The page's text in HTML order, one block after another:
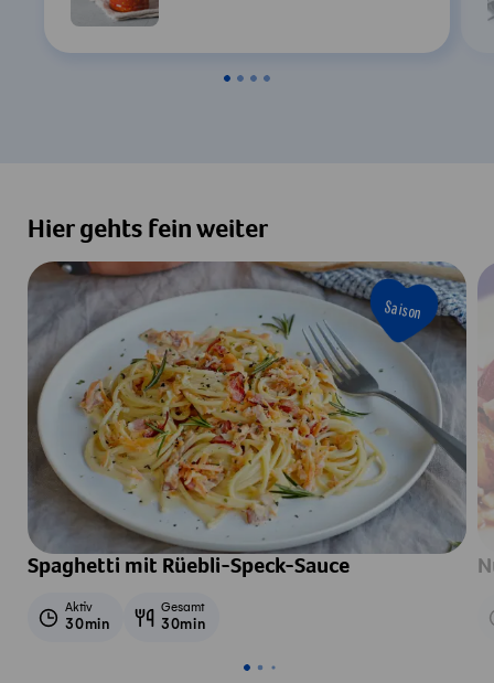
Hier gehts fein weiter
Saison
Spaghetti mit Rüebli-Speck-Sauce
Aktiv
30min
Gesamt
30min